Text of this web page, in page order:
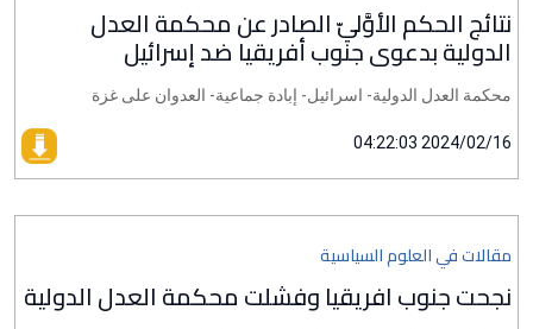
نتائج الحكم الأوَّليّ الصادر عن محكمة العدل
الدولية بدعوى جنوب أفريقيا ضد إسرائيل
محكمة العدل الدولية- اسرائيل- إبادة جماعية- العدوان على غزة
2024/02/16 04:22:03
مقالات في العلوم السياسية
نجحت جنوب افريقيا وفشلت محكمة العدل الدولية